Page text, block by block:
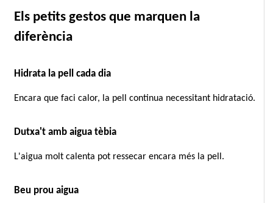
Els petits gestos que marquen la
diferència
Hidrata la pell cada dia
Encara que faci calor, la pell continua necessitant hidratació.
Dutxa't amb aigua tèbia
L'aigua molt calenta pot ressecar encara més la pell.
Beu prou aigua